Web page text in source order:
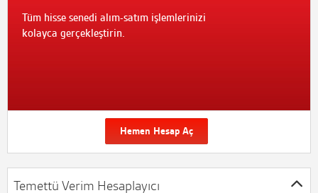
Tüm hisse senedi alım-satım işlemlerinizi
kolayca gerçekleştirin.
Hemen Hesap Aç
Temettü Verim Hesaplayıcı